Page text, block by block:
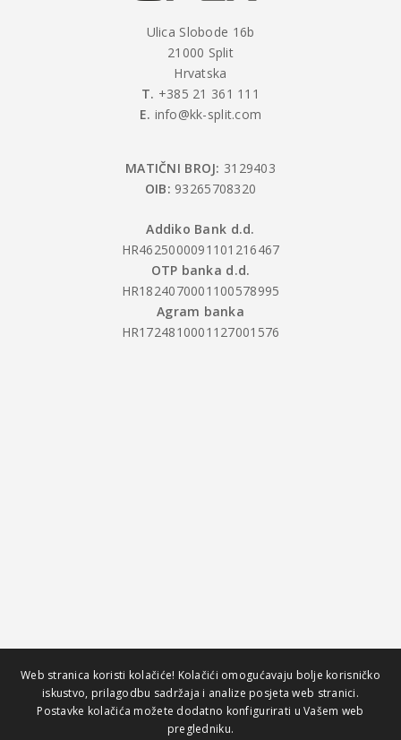
Web stranica koristi kolačiće! Kolačići omogućavaju bolje korisničko
iskustvo, prilagodbu sadržaja i analize posjeta web stranici.
Postavke kolačića možete dodatno konfigurirati u Vašem web
pregledniku.
Ulica Slobode 16b
21000 Split
Hrvatska
T. +385 21 361 111
E. info@kk-split.com
MATIČNI BROJ: 3129403
OIB: 93265708320
Addiko Bank d.d.
HR4625000091101216467
OTP banka d.d.
HR1824070001100578995
Agram banka
HR1724810001127001576